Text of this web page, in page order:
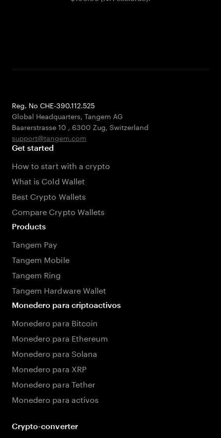
Reg. No CHE-390.112.525
Global Headquarters, Tangem AG
Baarerstrasse 10 , 6300 Zug, Switzerland
support@tangem.com
Get started
How to start with a crypto
What is Cold Wallet
Best Crypto Wallets
Compare Crypto Wallets
Products
Tangem Pay
Tangem Mobile
Tangem Ring
Tangem Hardware Wallet
Monedero para criptoactivos
Monedero para Bitcoin
Monedero para Ethereum
Monedero para Solana
Monedero para XRP
Monedero para Tether
Monedero para activos
Crypto-converter